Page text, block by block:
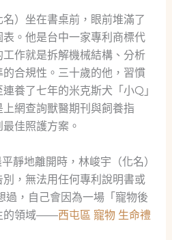
）坐在書桌前，眼前堆滿了
。他是台中一家專利商標代
作就是拆解機械結構、分析
合規性。三十歲的他，習慣
養了七年的米克斯犬「小Q」
網查詢獸醫期刊與飼養指
佳照護方案。
靜地離開時，林峻宇（化名）
，無法用任何專利說明書或
過，自己會因為一場「寵物後
的領域——西屯區 寵物 生命禮